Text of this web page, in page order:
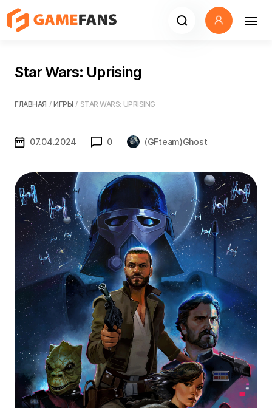
Star Wars: Uprising
ГЛАВНАЯ / ИГРЫ / STAR WARS: UPRISING
07.04.2024 0 (GFteam)Ghost